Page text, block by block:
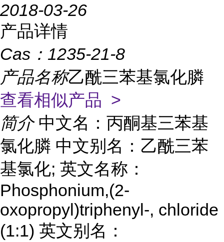
2018-03-26
产品详情
Cas： 1235-21-8
产品名称乙酰三苯基氯化膦
查看相似产品 >
简介 中文名：丙酮基三苯基
氯化膦 中文别名：乙酰三苯
基氯化; 英文名称：
Phosphonium,(2-
oxopropyl)triphenyl-, chloride
(1:1) 英文别名：